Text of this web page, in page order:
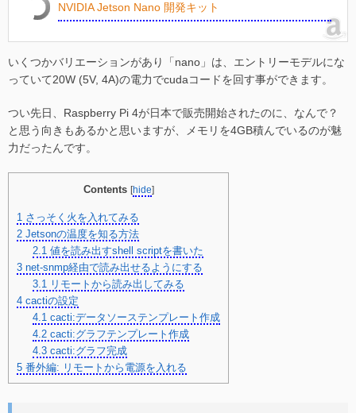
NVIDIA Jetson Nano 開発キット
いくつかバリエーションがあり「nano」は、エントリーモデルにな
っていて20W (5V, 4A)の電力でcudaコードを回す事ができます。
つい先日、Raspberry Pi 4が日本で販売開始されたのに、なんで？
と思う向きもあるかと思いますが、メモリを4GB積んでいるのが魅
力だったんです。
Contents [hide]
1 さっそく火を入れてみる
2 Jetsonの温度を知る方法
2.1 値を読み出すshell scriptを書いた
3 net-snmp経由で読み出せるようにする
3.1 リモートから読み出してみる
4 cactiの設定
4.1 cacti:データソーステンプレート作成
4.2cacti:グラフテンプレート作成
4.3cacti:グラフ完成
5 番外編: リモートから電源を入れる